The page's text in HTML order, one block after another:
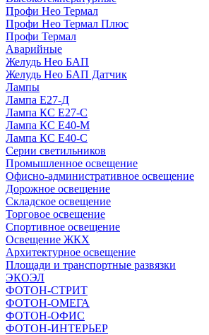
Профи Нео Термал
Профи Нео Термал Плюс
Профи Термал
Аварийные
Желудь Нео БАП
Желудь Нео БАП Датчик
Лампы
Лампа Е27-Д
Лампа КС Е27-С
Лампа КС Е40-М
Лампа КС Е40-С
Серии светильников
Промышленное освещение
Офисно-административное освещение
Дорожное освещение
Складское освещение
Торговое освещение
Спортивное освещение
Освещение ЖКХ
Архитектурное освещение
Площади и транспортные развязки
ЭКОЭЛ
ФОТОН-СТРИТ
ФОТОН-ОМЕГА
ФОТОН-ОФИС
ФОТОН-ИНТЕРЬЕР